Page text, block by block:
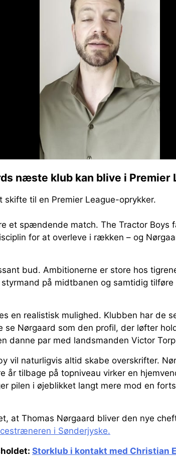
næste klub kan blive i Premier
skifte til en Premier League-oprykker.
et spændende match. The Tractor Boys
for at overleve i rækken – og
bud. Ambitionerne er store hos
på midtbanen og samtidig tilføre
en realistisk mulighed. Klubben har de
se Nørgaard som den profil, der løfter
danne par med landsmanden Victor
vil naturligvis altid skabe overskrifter.
år tilbage på topniveau virker en
pilen i øjeblikket langt mere mod en
at Thomas Nørgaard bliver den nye
i Sønderjyske.
Storklub i kontakt med Christian